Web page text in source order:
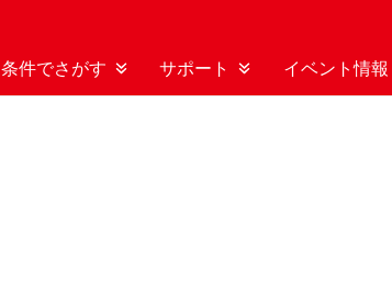
条件でさがす サポート イベント情報